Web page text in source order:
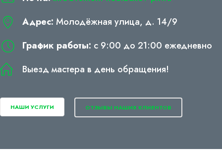
Адрес: Молодёжная улица, д. 14/9
График работы: с 9:00 до 21:00 ежедневно
Выезд мастера в день обращения!
НАШИ УСЛУГИ ОТЗЫВЫ НАШИХ КЛИЕНТОВ